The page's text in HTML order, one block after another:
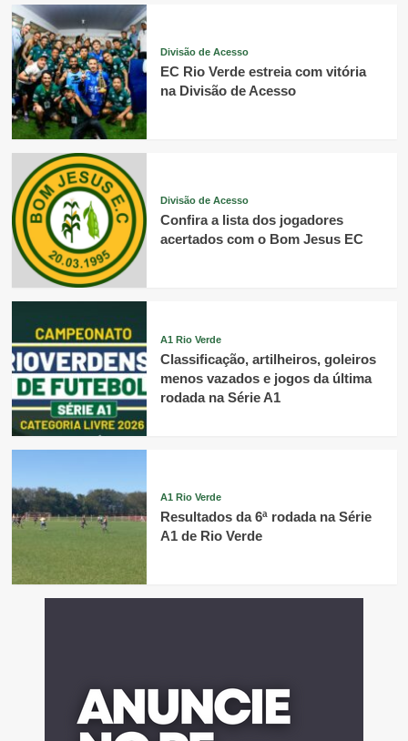
Divisão de Acesso
EC Rio Verde estreia com vitória
na Divisão de Acesso
Divisão de Acesso
Confira a lista dos jogadores
acertados com o Bom Jesus EC
A1 Rio Verde
Classificação, artilheiros, goleiros
menos vazados e jogos da última
rodada na Série A1
A1 Rio Verde
Resultados da 6ª rodada na Série
A1 de Rio Verde